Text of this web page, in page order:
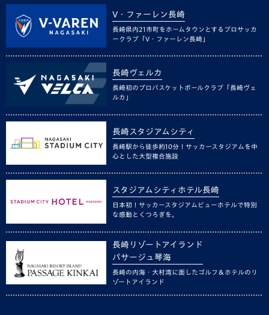
V・ファーレン長崎
長崎県内21市町をホームタウンとするプロサッカ
ークラブ「V・ファーレン長崎」
長崎ヴェルカ
長崎初のプロバスケットボールクラブ「長崎ヴェ
ルカ」
長崎スタジアムシティ
長崎駅から徒歩約10分！サッカースタジアムを中
心とした大型複合施設
スタジアムシティホテル長崎
日本初！サッカースタジアムビューホテルで特別
な感動とくつろぎを。
長崎リゾートアイランド
パサージュ琴海
長崎の内海・大村湾に面したゴルフ＆ホテルのリ
ゾートアイランド